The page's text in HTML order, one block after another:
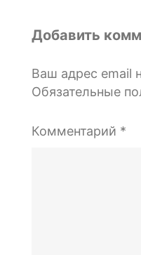
Добавить
Ваш адрес email
Обязательные
Комментарий *